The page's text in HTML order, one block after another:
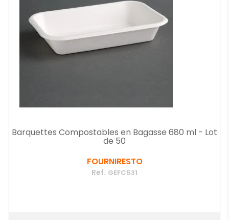
Barquettes Compostables en Bagasse 680 ml - Lot
de 50
FOURNIRESTO
Ref. GEFC531